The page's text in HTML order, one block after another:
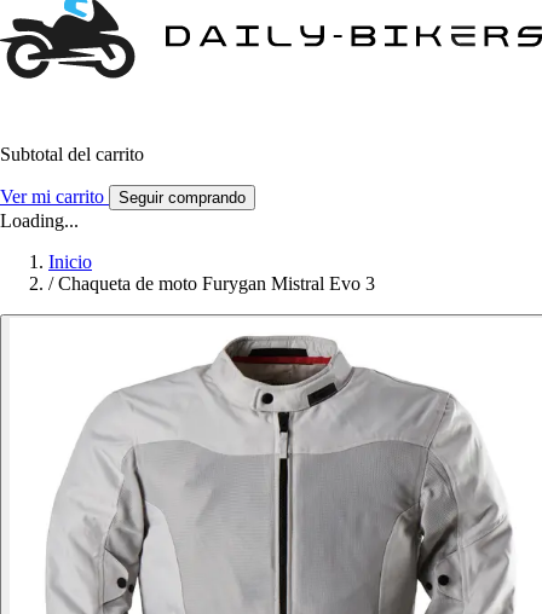
Subtotal del carrito
Ver mi carrito Seguir comprando
Loading...
Inicio
/ Chaqueta de moto Furygan Mistral Evo 3